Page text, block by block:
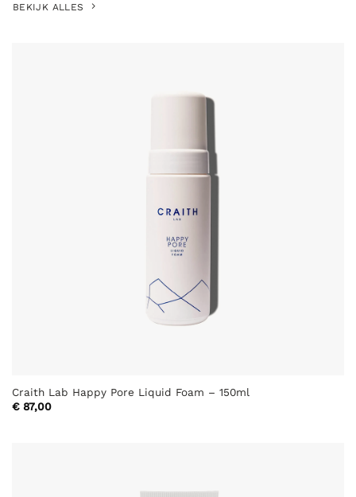
BEKIJK ALLES
Craith Lab Happy Pore Liquid Foam – 150ml
€87,00